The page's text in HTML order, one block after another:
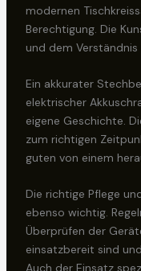
modernen
Berechtigung. Die
und dem Verständnis
Ein akkurater
elektrischer
eigene Geschichte.
zum richtigen
guten von einem
Die richtige Pflege
ebenso wichtig.
Überprüfen der
einsatzbereit sind